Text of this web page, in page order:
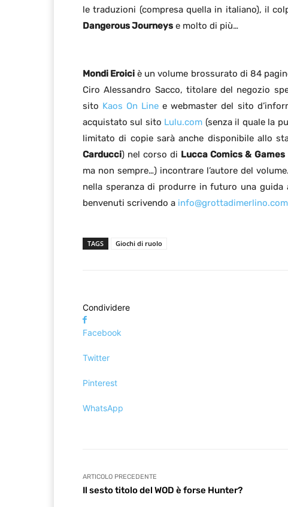
le traduzioni (compresa quella in italiano), il
Dangerous Journeys e molto di più…
Mondi Eroici è un volume brossurato di 84
Ciro Alessandro Sacco, titolare del negozio
sito Kaos On Line e webmaster del sito
acquistato sul sito Lulu.com (senza il quale la
limitato di copie sarà anche disponibile allo
Carducci) nel corso di Lucca Comics & Games
ma non sempre…) incontrare l’autore del
nella speranza di produrre in futuro una
benvenuti scrivendo a info@grottadimerlino.com
TAGS Giochi di ruolo
Condividere
Facebook
Twitter
Pinterest
WhatsApp
ARTICOLO PRECEDENTE
Il sesto titolo del WOD è forse Hunter?